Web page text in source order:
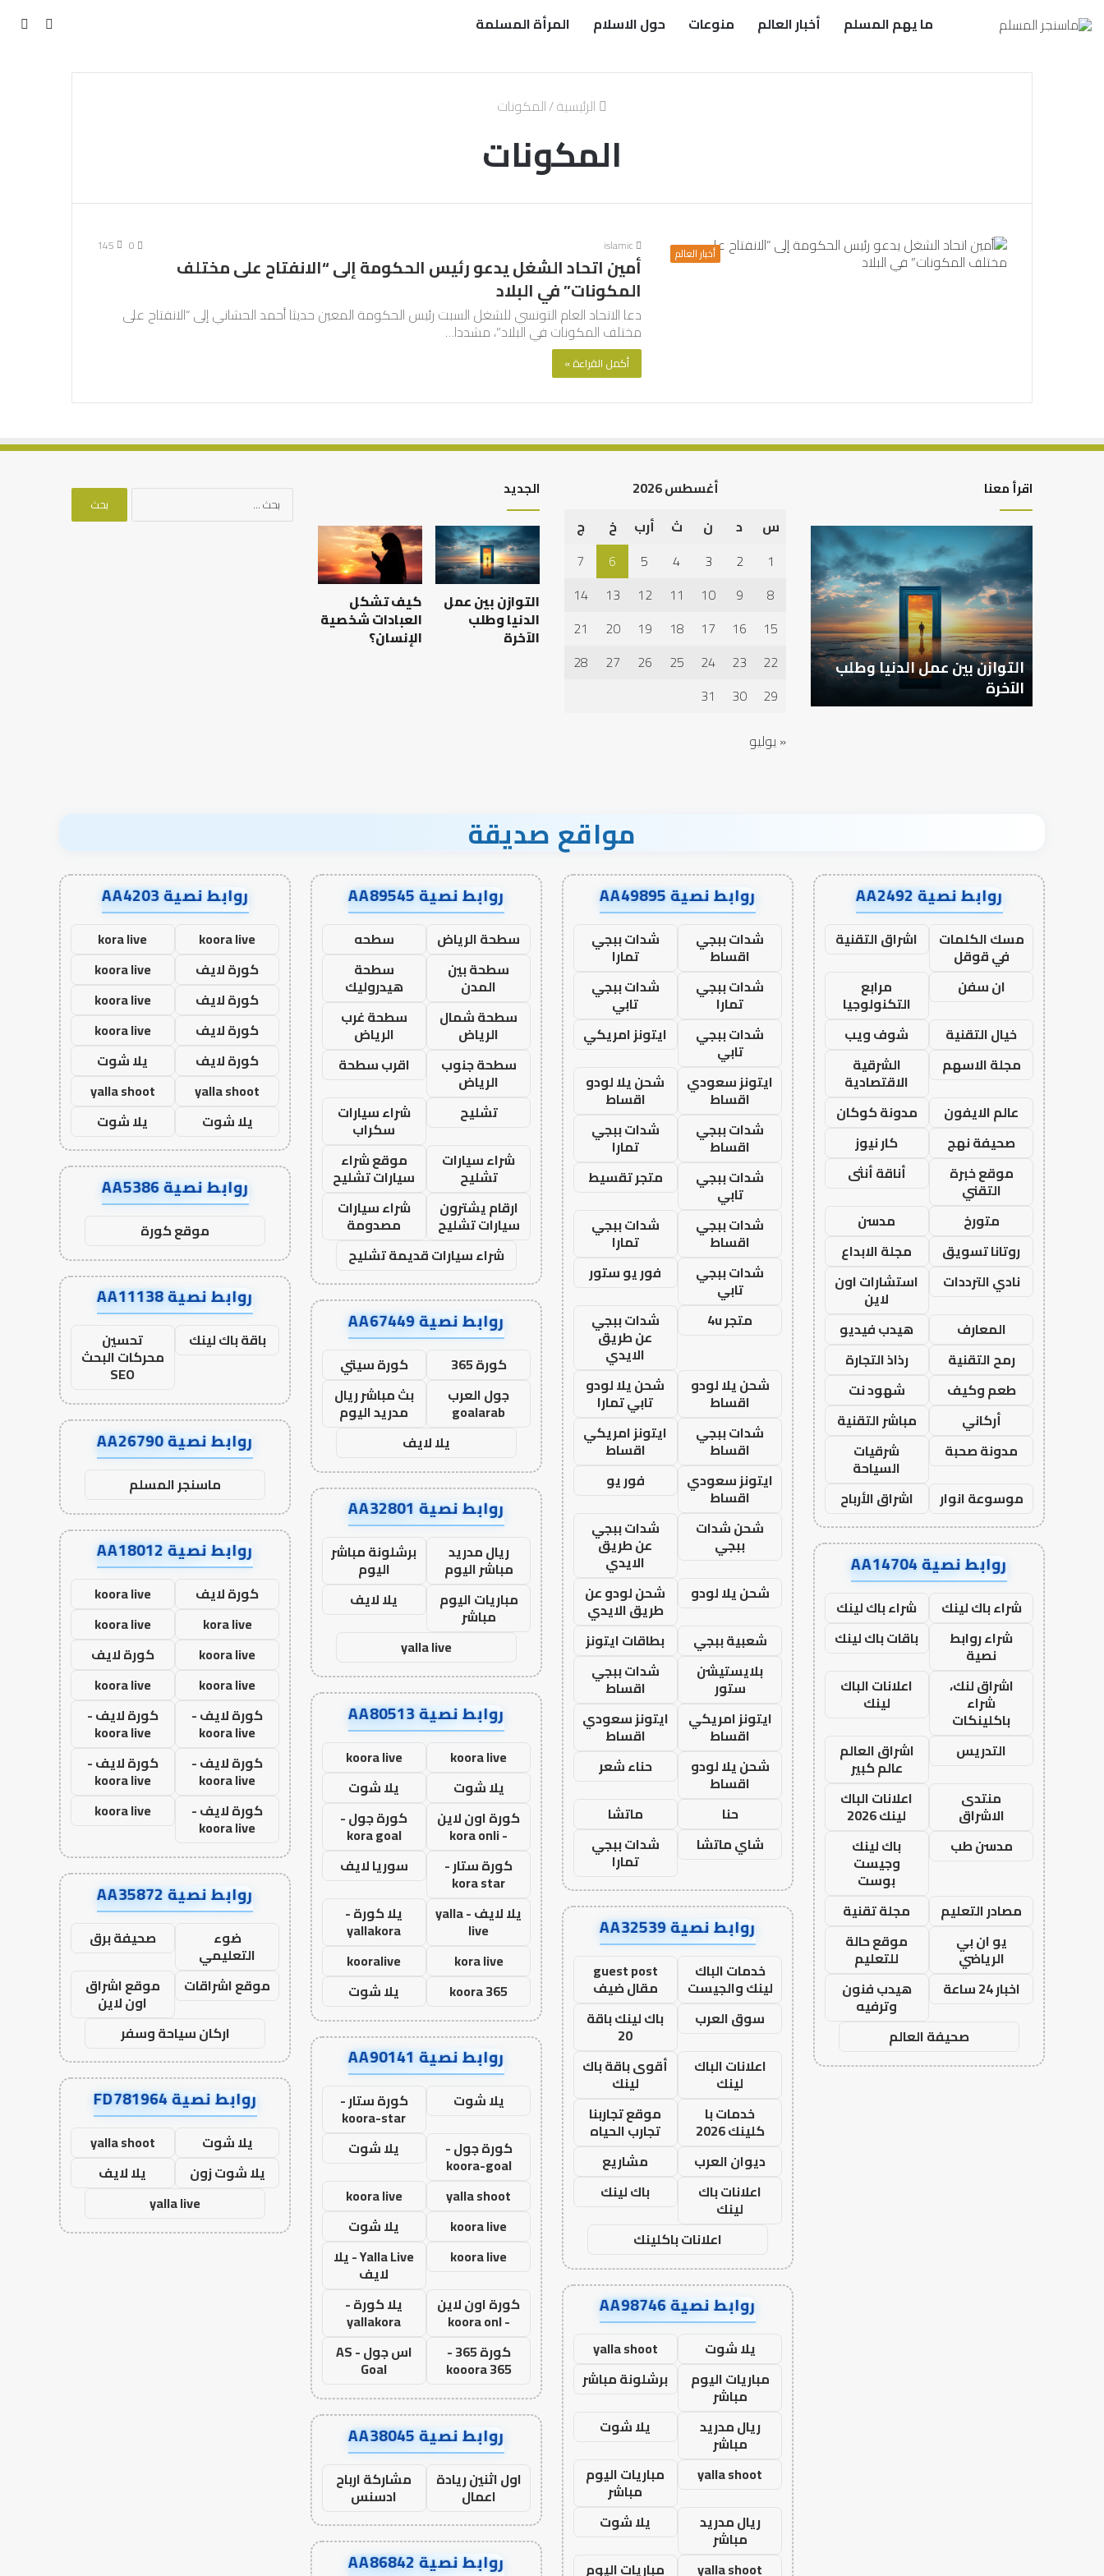
ما يهم المسلم أخبار العالم منوعات حول الاسلام المرأة المسلمة
مقال
الرئيسية/المكونات
المكونات
أخبار العالم islamic
0
145
أمين اتحاد الشغل يدعو رئيس الحكومة إلى “الانفتاح على مختلف
المكونات” في البلاد
دعا الاتحاد العام التونسي للشغل السبت رئيس الحكومة المعين حديثا أحمد الحشاني إلى “الانفتاح على
مختلف المكونات في البلاد”، مشددا…
أكمل القراءة »
اقرأ معنا
التوازن
عمل
الدنيا
وطلب
الآخرة
التوازن بين عمل الدنيا وطلب
الآخرة
أغسطس 2026
س
د ن ث أرب خ
ج
1
2
3
4
5
6
7
8
9
10
11
12
13
14
15
16
17
18
19
20
21
22
23
24
25
26
27
28
29
30
31
« يوليو
الجديد
التوازن بين عمل
الدنيا وطلب
الآخرة
كيف تشكل
العبادات شخصية
الإنسان؟
البحث
مواقع صديقة
روابط نصية AA2492
مسك الكلمات
في قوقل
اشراق التقنية
ان سفن
مرابع
التكنولوجيا
خيال التقنية
شوف ويب
مجلة الاسهم
الشرقية
الاقتصادية
عالم الايفون
مدونة كوكان
صحيفة نهج
كار نيوز
موقع خبرة
التقني
أناقة أنثى
متورخ
مدسن
روتانا تسويق
مجلة الابداع
نادي الترددات
استشارات اون
لاين
المعارف
هيدب فيديو
رمح التقنية
رذاذ التجارة
طعم وكيف
شهود نت
أركاني
مباشر التقنية
مدونة صحبة
شرقيات
السياحة
موسوعة انوار
اشراق الأرباح
روابط نصية AA14704
شراء باك لينك
شراء باك لينك
شراء روابط
نصية
باقات باك لينك
اشراق لنك،
شراء
باكلينكات
اعلانات الباك
لينك
التدريس
اشراق العالم
عالم كبير
منتدى
الاشراق
اعلانات الباك
لينك 2026
مدسن طب
باك لينك
وجيست
بوست
مصادر التعليم
مجلة تقنية
يو ان بي
الرياضي
موقع حالة
للتعليم
اخبار 24 ساعة
هيدب فنون
وترفيه
صحيفة العالم
روابط نصية AA49895
شدات ببجي
اقساط
شدات ببجي
تمارا
شدات ببجي
تمارا
شدات ببجي
تابي
شدات ببجي
تابي
ايتونز امريكي
ايتونز سعودي
اقساط
شحن يلا لودو
اقساط
شدات ببجي
اقساط
شدات ببجي
تمارا
شدات ببجي
تابي
متجر تقسيط
شدات ببجي
اقساط
شدات ببجي
تمارا
شدات ببجي
تابي
فور يو ستور
متجر 4u
شدات ببجي
عن طريق
الايدي
شحن يلا لودو
اقساط
شحن يلا لودو
تابي تمارا
شدات ببجي
اقساط
ايتونز امريكي
اقساط
ايتونز سعودي
اقساط
فور يو
شحن شدات
ببجي
شدات ببجي
عن طريق
الايدي
شحن يلا لودو
شحن لودو عن
طريق الايدي
شعبية ببجي
بطاقات ايتونز
بلايستيشن
ستور
شدات ببجي
اقساط
ايتونز امريكي
اقساط
ايتونز سعودي
اقساط
شحن يلا لودو
اقساط
حناء شعر
حنا
ماتشا
شاي ماتشا
شدات ببجي
تمارا
روابط نصية AA32539
خدمات الباك
لينك والجيست
guest post
مقال ضيف
سوق العرب
باك لينك باقة
20
اعلانات الباك
لينك
أقوى باقة باك
لينك
خدمات با
كلينك 2026
موقع تجاربنا
تجارب الحياه
ديوان العرب
مشاريع
اعلانات باك
لينك
باك لينك
اعلانات باكلينك
روابط نصية AA98746
يلا شوت
yalla shoot
مباريات اليوم
مباشر
برشلونة مباشر
ريال مدريد
مباشر
يلا شوت
yalla shoot
مباريات اليوم
مباشر
ريال مدريد
مباشر
يلا شوت
yalla shoot
مباريات اليوم
روابط نصية AA89545
سطحة الرياض
سطحه
سطحة بين
المدن
سطحة
هيدروليك
سطحة شمال
الرياض
سطحة غرب
الرياض
سطحة جنوب
الرياض
اقرب سطحة
تشليح
شراء سيارات
سكراب
شراء سيارات
تشليح
موقع شراء
سيارات تشليح
ارقام يشترون
سيارات تشليح
شراء سيارات
مصدومة
شراء سيارات قديمة تشليح
روابط نصية AA67449
كورة 365
كورة سيتي
جول العرب
goalarab
بث مباشر ريال
مدريد اليوم
يلا لايف
روابط نصية AA32801
ريال مدريد
مباشر اليوم
برشلونة مباشر
اليوم
مباريات اليوم
مباشر
يلا لايف
yalla live
روابط نصية AA80513
koora live
koora live
يلا شوت
يلا شوت
كورة اون لاين
- kora onli
كورة جول -
kora goal
كورة ستار -
kora star
سوريا لايف
يلا لايف - yalla
live
يلا كورة -
yallakora
kora live
kooralive
koora 365
يلا شوت
روابط نصية AA90141
يلا شوت كورة ستار -
koora-star
كورة جول -
koora-goal
يلا شوت
yalla shoot
koora live
koora live
يلا شوت
koora live
Yalla Live - يلا
لايف
كورة اون لاين
- koora onl
يلا كورة -
yallakora
كورة 365 -
kooora 365
اس جول - AS
Goal
روابط نصية AA38045
اول اثنين ريادة
اعمال
مشاركة ارباح
ادسنس
روابط نصية AA86842
روابط نصية AA4203
koora live
kora live
كورة لايف
koora live
كورة لايف
koora live
كورة لايف
koora live
كورة لايف
يلا شوت
yalla shoot
yalla shoot
يلا شوت
يلا شوت
روابط نصية AA5386
موقع كورة
روابط نصية AA11138
باقة باك لينك تحسين
محركات البحث
SEO
روابط نصية AA26790
ماسنجر المسلم
روابط نصية AA18012
كورة لايف
koora live
kora live
koora live
koora live
كورة لايف
koora live
koora live
كورة لايف -
koora live
كورة لايف -
koora live
كورة لايف -
koora live
كورة لايف -
koora live
كورة لايف -
koora live
koora live
روابط نصية AA35872
ضوء
التعليمي
صحيفة برق
موقع اشراقات
موقع اشراق
اون لاين
اركان سياحة وسفر
روابط نصية FD781964
يلا شوت
yalla shoot
يلا شوت زون
يلا لايف
yalla live